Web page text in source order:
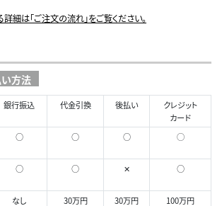
細は「ご注文の流れ」をご覧ください。
方法
銀行振込 代金引換 後払い
クレジット
カード
○ ○ ○ ◯
○ ○ ✕ ○
なし 30万円 30万円 100万円